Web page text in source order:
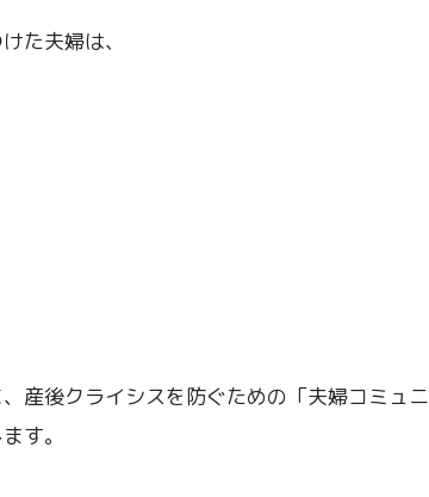
た夫婦は、
産後クライシスを防ぐための「夫婦コミュニ
す。